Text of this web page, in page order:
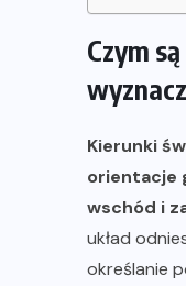
Czym
Kierunki
orientacje
wschód i
układ
określanie